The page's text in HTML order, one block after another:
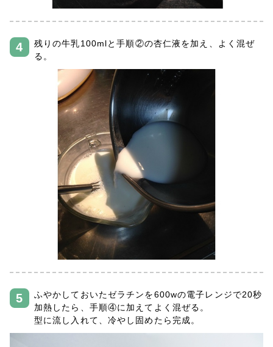
残りの牛乳100mlと手順②の杏仁液を加え、よく混ぜ
る。
ふやかしておいたゼラチンを600wの電子レンジで20秒
加熱したら、手順④に加えてよく混ぜる。
型に流し入れて、冷やし固めたら完成。